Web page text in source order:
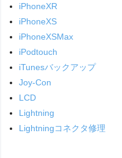
iPhoneXR
iPhoneXS
iPhoneXSMax
iPodtouch
iTunesバックアップ
Joy-Con
LCD
Lightning
Lightningコネクタ修理